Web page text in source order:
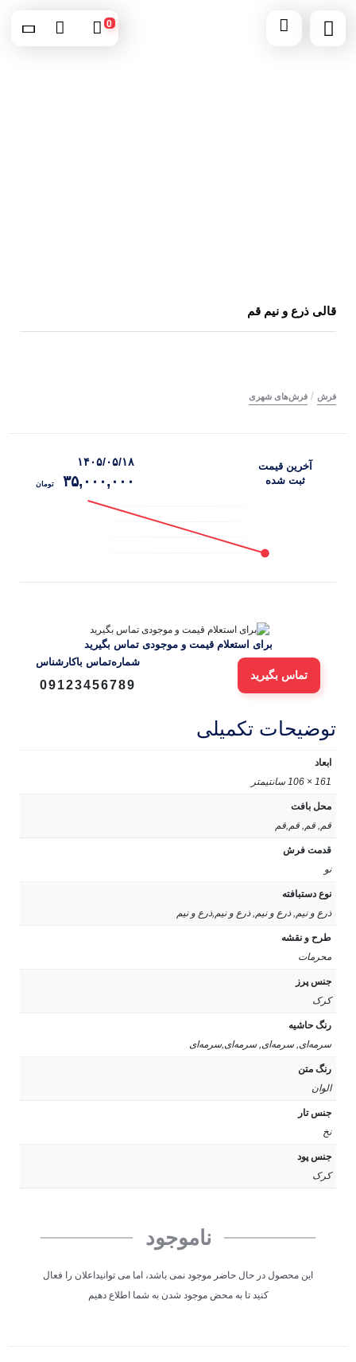
0
قالی ذرع و نیم قم
فرش / فرش‌های شهری
آخرین‌ قیمت
ثبت‌ شده
۱۴۰۵/۰۵/۱۸
۳۵,۰۰۰,۰۰۰ تومان
برای استعلام قیمت و موجودی تماس بگیرید
تماس بگیرید
شماره‌تماس‌ با‌کارشناس
09123456789
توضیحات تکمیلی
ابعاد
161 × 106 سانتیمتر
محل بافت
قم, قم, قم,قم
قدمت فرش
نو
نوع دستبافته
ذرع و نیم, ذرع و نیم, ذرع و نیم,ذرع و نیم
طرح و نقشه
محرمات
جنس پرز
کرک
رنگ حاشیه
سرمه‌ای, سرمه‌ای, سرمه‌ای,سرمه‌ای
رنگ متن
الوان
جنس تار
نخ
جنس پود
کرک
ناموجود
این محصول در حال حاضر موجود نمی باشد، اما می توانیداعلان را فعال
کنید تا به محض موجود شدن به شما اطلاع دهیم